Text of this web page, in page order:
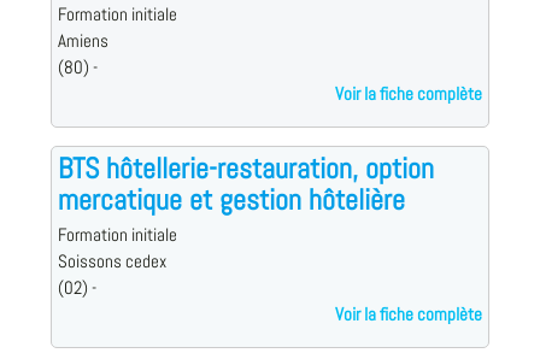
Formation initiale
Amiens
(80) -
Voir la fiche complète
BTS hôtellerie-restauration, option
mercatique et gestion hôtelière
Formation initiale
Soissons cedex
(02) -
Voir la fiche complète